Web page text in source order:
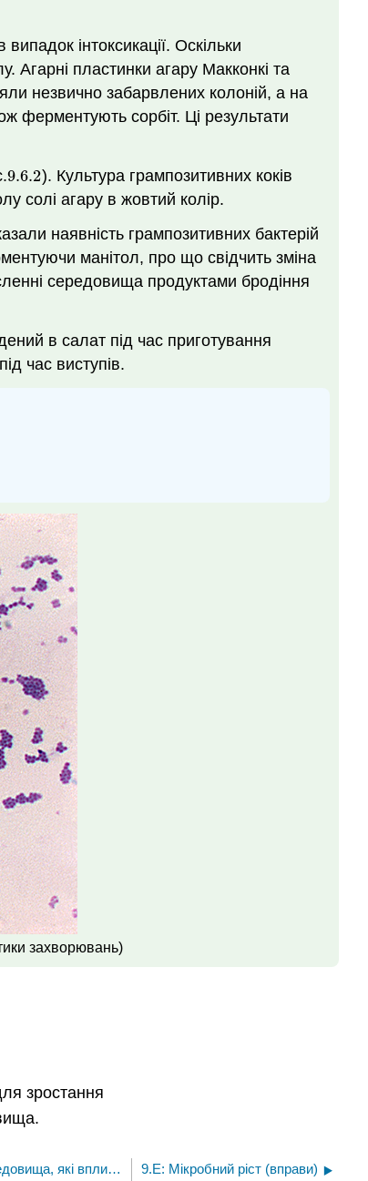
інтоксикації. Оскільки
Агарні пластинки агару Макконкі та
незвично забарвлених колоній, а на
ферментують сорбіт. Ці результати
9.6.2
9.6.2). Культура грампозитивних коків
солі агару в жовтий колір.
наявність грампозитивних бактерій
манітол, про що свідчить зміна
середовища продуктами бродіння
в салат під час приготування
час виступів.
захворювань)
зростання
9.5: Інші умови навколишнього середовища, які впливають на зростання 9.E: Мікробний ріст (вправи)